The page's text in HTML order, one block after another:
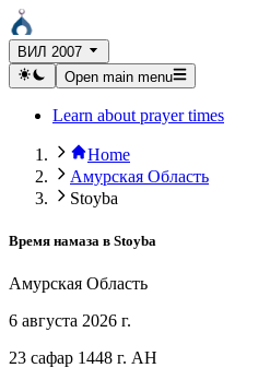
ВИЛ 2007
Open main menu
Learn about prayer times
Home
Амурская Область
Stoyba
Время намаза в Stoyba
Амурская Область
6 августа 2026 г.
23 сафар 1448 г. AH